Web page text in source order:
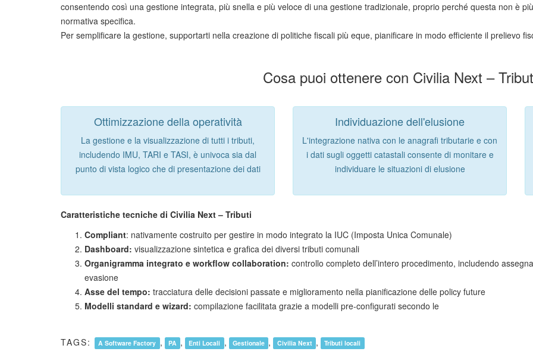
consentendo così una gestione integrata, più snella e più veloce di una gestione tradizionale, proprio perché questa non è
normativa specifica.
Per semplificare la gestione, supportarti nella creazione di politiche fiscali più eque, pianificare in modo efficiente il prelievo
Cosa puoi ottenere con Civilia Next –
Ottimizzazione della operatività
La gestione e la visualizzazione di tutti i tributi,
includendo IMU, TARI e TASI, è univoca sia dal
punto di vista logico che di presentazione dei dati
Individuazione dell'elusione
L'integrazione nativa con le anagrafi tributarie e con
i dati sugli oggetti catastali consente di monitare e
individuare le situazioni di elusione
Caratteristiche tecniche di Civilia Next – Tributi
Compliant: nativamente costruito per gestire in modo integrato la IUC (Imposta Unica Comunale)
Dashboard: visualizzazione sintetica e grafica dei diversi tributi comunali
Organigramma integrato e workflow collaboration: controllo completo dell’intero procedimento, includendo
evasione
Asse del tempo: tracciatura delle decisioni passate e miglioramento nella pianificazione delle policy future
Modelli standard e wizard: compilazione facilitata grazie a modelli pre-configurati secondo le
TAGS: A Software Factory , PA , Enti Locali , Gestionale , Civilia Next , Tributi locali